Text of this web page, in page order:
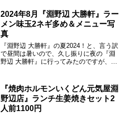
2024年8月『淵野辺 大勝軒』ラー
メン味玉2ネギ多め＆メニュー写
真
『淵野辺 大勝軒』の夏2024！と、言う訳
で昼間は暑いので、久し振りに夜の『淵
野辺 大勝軒』に行ってみたのですが、あ
（1300円）を食べたい気持ち120％です
が、1300...
『焼肉ホルモンいくどん元気屋淵
野辺店』ランチ生姜焼きセット2
人前1100円